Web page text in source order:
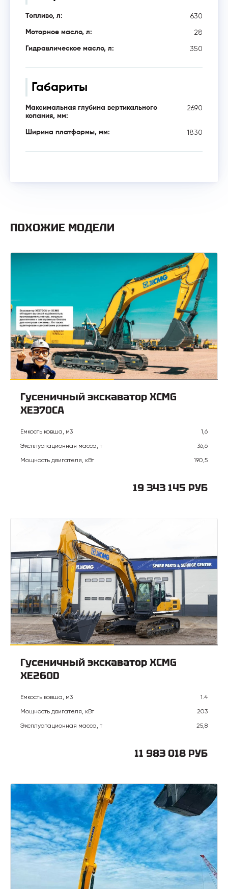
Топливо, л: 630
Моторное масло, л: 28
Гидравлическое масло, л: 350
Габариты
Максимальная глубина вертикального
копания, мм:
2690
Ширина платформы, мм: 1830
ПОХОЖИЕ МОДЕЛИ
Гусеничный экскаватор XCMG
XE370CA
Емкость ковша, м3
1,6
Эксплуатационная масса, т
36,6
Мощность двигателя, кВт
190,5
19 343 145 РУБ
Гусеничный экскаватор XCMG
XE260D
Емкость ковша, м3
1.4
Мощность двигателя, кВт
203
Эксплуатационная масса, т
25,8
11 983 018 РУБ